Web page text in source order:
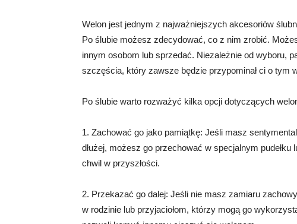
Welon jest jednym z najważniejszych akcesoriów
Po ślubie możesz zdecydować, co z nim zrobić.
innym osobom lub sprzedać. Niezależnie od wyboru,
szczęścia, który zawsze będzie przypominał ci o tym
Po ślubie warto rozważyć kilka opcji dotyczących
1. Zachować go jako pamiątkę: Jeśli masz
dłużej, możesz go przechować w specjalnym
chwil w przyszłości.
2. Przekazać go dalej: Jeśli nie masz zamiaru
w rodzinie lub przyjaciołom, którzy mogą go